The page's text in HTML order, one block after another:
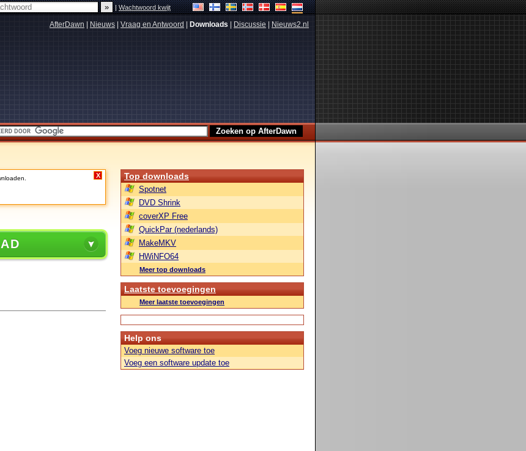
|Wachtwoord kwijt
AfterDawn Nieuws Vraag en Antwoord Downloads Discussie Nieuws2.nl
X Top downloads
Spotnet
DVD Shrink
coverXP Free
QuickPar (nederlands)
MakeMKV
HWiNFO64
Meer top downloads
Laatste toevoegingen
Meer laatste toevoegingen
Help ons
Voeg nieuwe software toe
Voeg een software update toe